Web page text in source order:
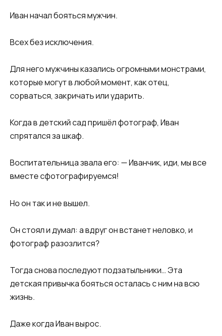
Иван начал бояться мужчин.
Всех без исключения.
Для него мужчины казались огромными монстрами,
которые могут в любой момент, как отец,
сорваться, закричать или ударить.
Когда в детский сад пришёл фотограф, Иван
спрятался за шкаф.
Воспитательница звала его: — Иванчик, иди, мы все
вместе сфотографируемся!
Но он так и не вышел.
Он стоял и думал: а вдруг он встанет неловко, и
фотограф разозлится?
Тогда снова последуют подзатыльники… Эта
детская привычка бояться осталась с ним на всю
жизнь.
Даже когда Иван вырос.